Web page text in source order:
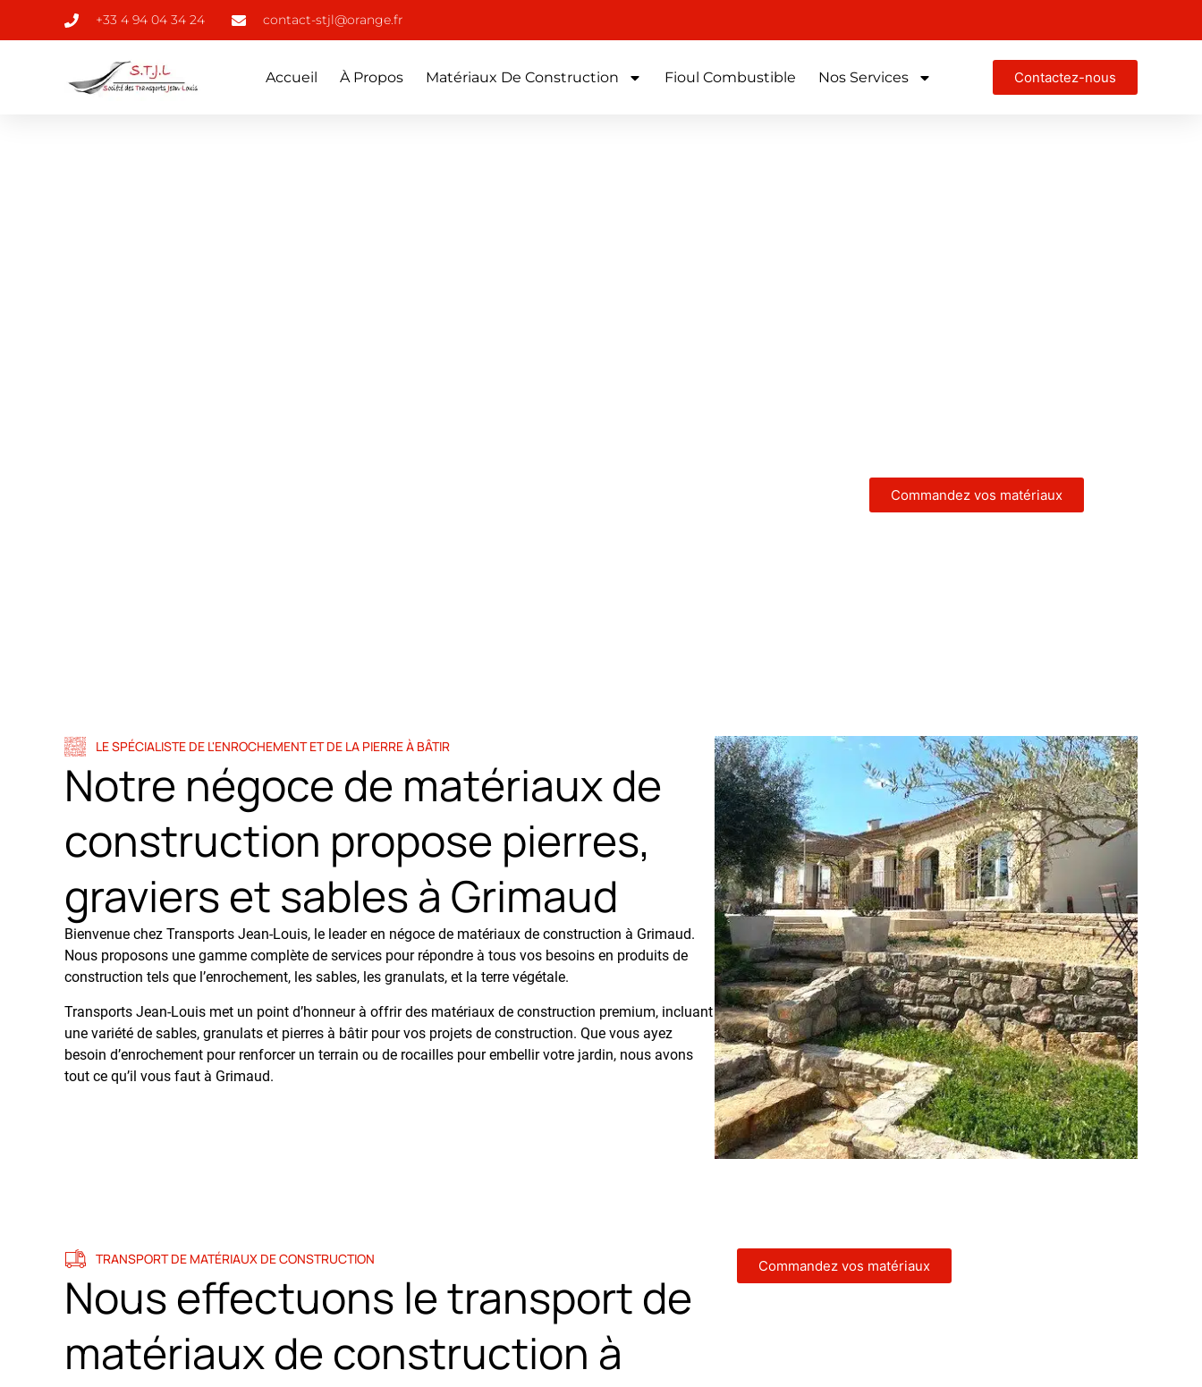
+33 4 94 04 34 24 contact-stjl@orange.fr
Accueil À Propos Matériaux De Construction Fioul Combustible Nos Services Contactez-nous
Commandez vos matériaux
LE SPÉCIALISTE DE L'ENROCHEMENT ET DE LA PIERRE À BÂTIR
Notre négoce de matériaux de
construction propose pierres,
graviers et sables à Grimaud
Bienvenue chez Transports Jean-Louis, le leader en négoce de matériaux de construction à Grimaud.
Nous proposons une gamme complète de services pour répondre à tous vos besoins en produits de
construction tels que l’enrochement, les sables, les granulats, et la terre végétale.
Transports Jean-Louis met un point d’honneur à offrir des matériaux de construction premium, incluant
une variété de sables, granulats et pierres à bâtir pour vos projets de construction. Que vous ayez
besoin d’enrochement pour renforcer un terrain ou de rocailles pour embellir votre jardin, nous avons
tout ce qu’il vous faut à Grimaud.
TRANSPORT DE MATÉRIAUX DE CONSTRUCTION
Nous effectuons le transport de
matériaux de construction à
Commandez vos matériaux